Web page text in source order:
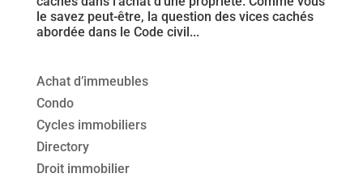
le savez peut-être, la question des vices cachés
abordée dans le Code civil...
Achat d’immeubles
Condo
Cycles immobiliers
Directory
Droit immobilier